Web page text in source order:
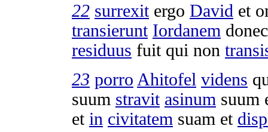
22 surrexitergo David et
transierunt Iordanem
residuus fuit qui non
23 porro Ahitofel videns
suum stravit asinum suum
et in civitatem suam et